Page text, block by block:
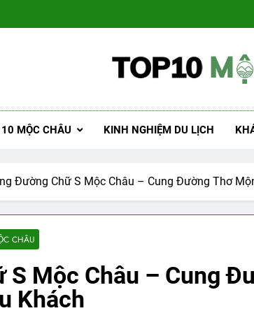
Du Lịch Mộc
– Đánh giá khách sạn, nhà hàng, kinh nghiệm
MỘC CHÂU KINH NGHIỆM DU LỊCH
Đường Chữ S Mộc Châu – Cung Đường Thơ
CHÂU
S Mộc Châu – Cung
Khách